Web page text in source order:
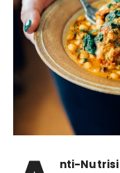
nti-Nutrisi